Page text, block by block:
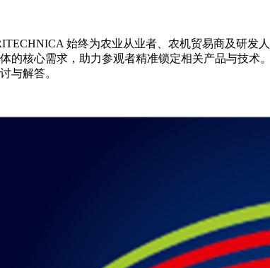
始终为农业从业者、农机贸易商及研
的核心需求，助力参观者精准锁定相关产品与技
与解答。